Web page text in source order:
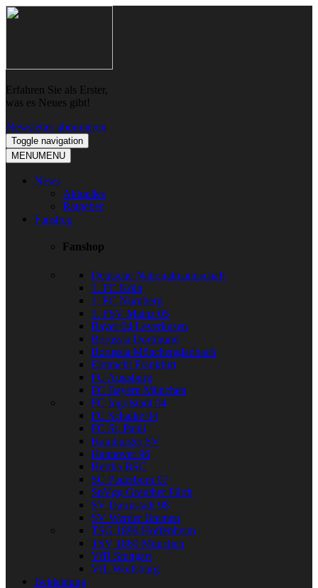
Skip
Skip
Erfahren Sie als Erster,
was es Neues gibt!
Newsletter abonnieren
Toggle navigation
MENUMENU
News
Aktuelles
Ratgeber
Fanshop
Fanshop
Deutsche Nationalmannschaft
1. FC Köln
1. FC Nürnberg
1. FSV Mainz 05
Bayer 04 Leverkusen
Borussia Dortmund
Borussia Mönchengladbach
Eintracht Frankfurt
FC Augsburg
FC Bayern München
FC Ingolstadt 04
FC Schalke 04
FC St. Pauli
Hamburger SV
Hannover 96
Hertha BSC
SC Paderborn 07
SpVgg Greuther Fürth
SV Darmstadt 98
SV Werder Bremen
TSG 1899 Hoffenheim
TSV 1860 München
VfB Stuttgart
VfL Wolfsburg
Bekleidung